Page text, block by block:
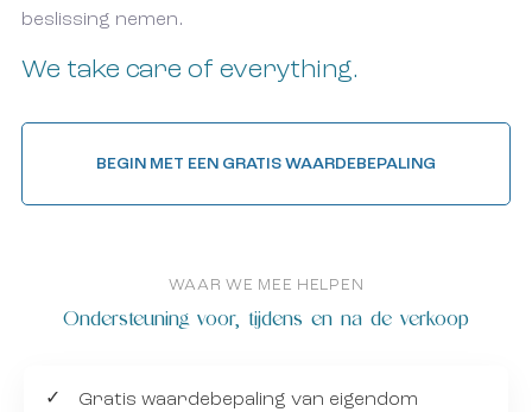
beslissing nemen.
We take care of everything.
BEGIN MET EEN GRATIS WAARDEBEPALING
WAAR WE MEE HELPEN
Ondersteuning voor, tijdens en na de verkoop
Gratis waardebepaling van eigendom